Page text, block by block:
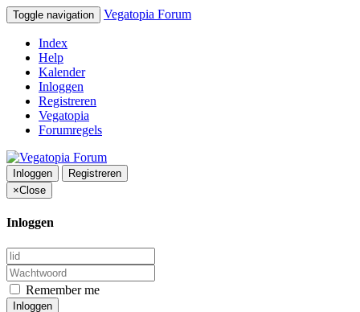
Toggle navigation Vegatopia Forum
Index
Help
Kalender
Inloggen
Registreren
Vegatopia
Forumregels
Inloggen
Registreren
×Close
Inloggen
Remember me
Inloggen